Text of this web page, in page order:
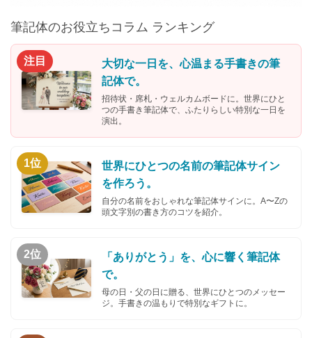
筆記体のお役立ちコラム ランキング
注目
大切な一日を、心温まる手書きの筆
記体で。
招待状・席札・ウェルカムボードに。世界にひと
つの手書き筆記体で、ふたりらしい特別な一日を
演出。
1位
世界にひとつの名前の筆記体サイン
を作ろう。
自分の名前をおしゃれな筆記体サインに。A〜Zの
頭文字別の書き方のコツを紹介。
2位
「ありがとう」を、心に響く筆記体
で。
母の日・父の日に贈る、世界にひとつのメッセー
ジ。手書きの温もりで特別なギフトに。